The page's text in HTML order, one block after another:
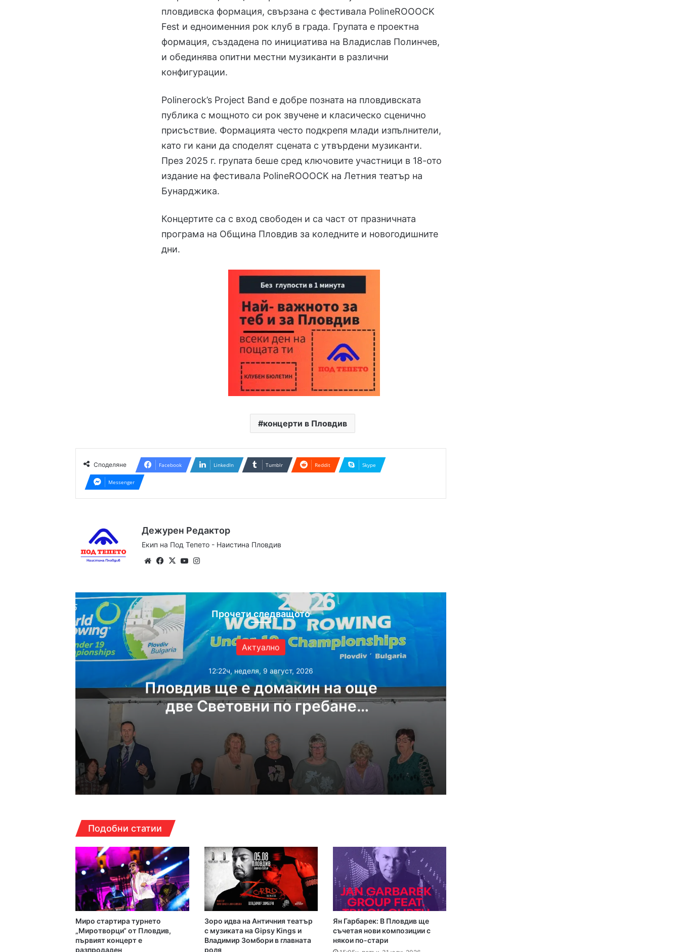
пловдивска формация, свързана с фестивала PolineROOOCK
Fest и едноименния рок клуб в града. Групата е проектна
формация, създадена по инициатива на Владислав Полинчев,
и обединява опитни местни музиканти в различни
конфигурации.
Polinerock’s Project Band е добре позната на пловдивската
публика с мощното си рок звучене и класическо сценично
присъствие. Формацията често подкрепя млади изпълнители,
като ги кани да споделят сцената с утвърдени музиканти.
През 2025 г. групата беше сред ключовите участници в 18-ото
издание на фестивала PolineROOOCK на Летния театър на
Бунарджика.
Концертите са с вход свободен и са част от празничната
програма на Община Пловдив за коледните и новогодишните
дни.
концерти в Пловдив
Споделяне Facebook LinkedIn Tumblr Reddit Skype
Messenger
Дежурен Редактор
Екип на Под Тепето - Наистина Пловдив
WebsiteFacebook
X YouTube
Прочети следващото
Актуално
12:22ч, неделя, 9 август, 2026
Пловдив ще е домакин на още
две Световни по гребане
12:22ч, неделя, 9 август, 2026
17:07ч, събота, 8 август, 2026
6000 декара горяха край Асеновград, пожарът е овладян
12:30ч, събота, 8 август, 2026
Дрон се е взривил в българското въздушно пространство
12:14ч, събота, 8 август, 2026
Българка във финал B на Световното по гребане в Пловдив
Подобни статии
Миро стартира турнето
„Миротворци“ от Пловдив,
първият концерт е
разпродаден
Зоро идва на Античния театър
с музиката на Gipsy Kings и
Владимир Зомбори в главната
роля
Ян Гарбарек: В Пловдив ще
съчетая нови композиции с
някои по-стари